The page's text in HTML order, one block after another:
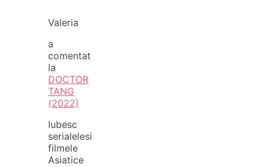
Valeria
a
comentat
la
DOCTOR
TANG
(2022)
Iubesc
serialelesi
filmele
Asiatice